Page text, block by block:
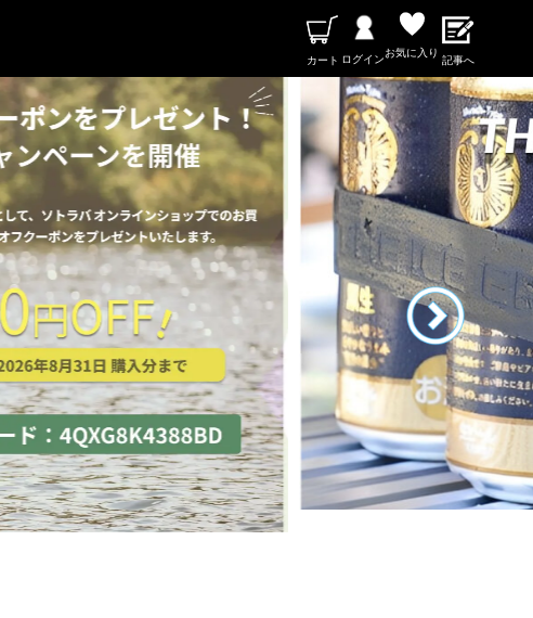
カート ログイン
お気に入り
記事へ